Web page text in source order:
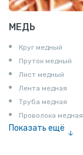
МЕДЬ
Круг медный
Пруток медный
Лист медный
Лента медная
Труба медная
Проволока медная
Показать ещё